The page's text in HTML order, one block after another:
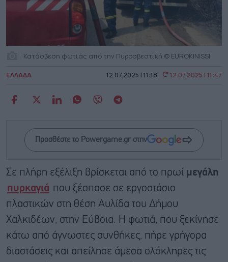
Κατάσβεση φωτιάς από την Πυροσβεστική © EUROKINISSI
ΕΛΛΑΔΑ 12.07.2025 | 11:18 12.07.2025 | 11:47
Προσθέστε το Powergame.gr στην
Σε πλήρη εξέλιξη βρίσκεται από το πρωί μεγάλη
πυρκαγιά που ξέσπασε σε εργοστάσιο
πλαστικών στη θέση Αυλίδα του Δήμου
Χαλκιδέων, στην Εύβοια. Η φωτιά, που ξεκίνησε
κάτω από άγνωστες συνθήκες, πήρε γρήγορα
διαστάσεις και απείλησε άμεσα ολόκληρες τις